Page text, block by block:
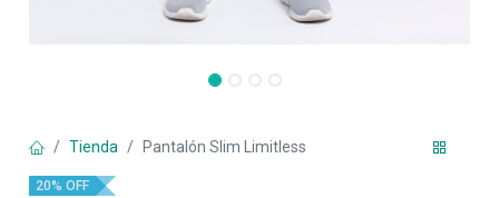
Tienda Pantalón Slim Limitless
20% OFF